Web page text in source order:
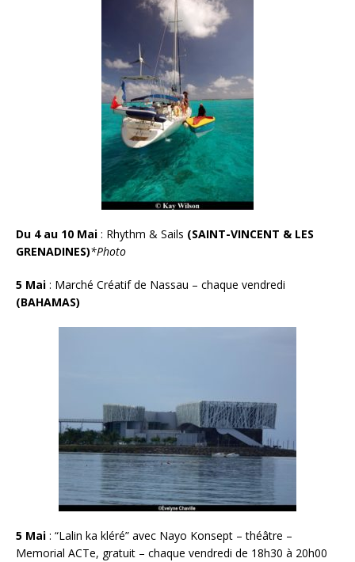
Du 4 au 10 Mai : Rhythm & Sails (SAINT-VINCENT & LES
GRENADINES)*Photo
5 Mai : Marché Créatif de Nassau – chaque vendredi
(BAHAMAS)
5 Mai : “Lalin ka kléré” avec Nayo Konsept – théâtre –
Memorial ACTe, gratuit – chaque vendredi de 18h30 à 20h00